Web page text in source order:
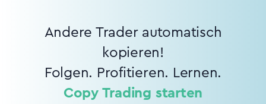
Andere Trader automatisch
kopieren!
Folgen. Profitieren. Lernen.
Copy Trading starten